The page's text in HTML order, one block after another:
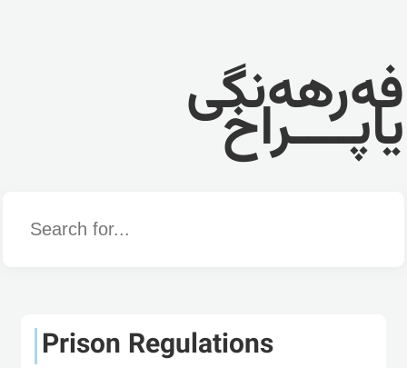
فەرهەنگی
یاپــــراخ
Word
Prison Regulations